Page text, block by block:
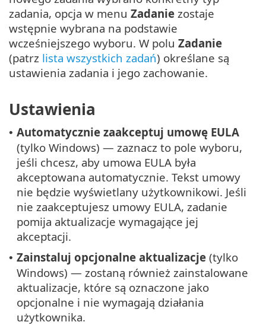
zadania, opcja w menu Zadanie zostaje
wstępnie wybrana na podstawie
wcześniejszego wyboru. W polu Zadanie
(patrz lista wszystkich zadań) określane są
ustawienia zadania i jego zachowanie.
Ustawienia
• Automatycznie zaakceptuj umowę EULA
(tylko Windows) — zaznacz to pole wyboru,
jeśli chcesz, aby umowa EULA była
akceptowana automatycznie. Tekst umowy
nie będzie wyświetlany użytkownikowi. Jeśli
nie zaakceptujesz umowy EULA, zadanie
pomija aktualizacje wymagające jej
akceptacji.
• Zainstaluj opcjonalne aktualizacje (tylko
Windows) — zostaną również zainstalowane
aktualizacje, które są oznaczone jako
opcjonalne i nie wymagają działania
użytkownika.